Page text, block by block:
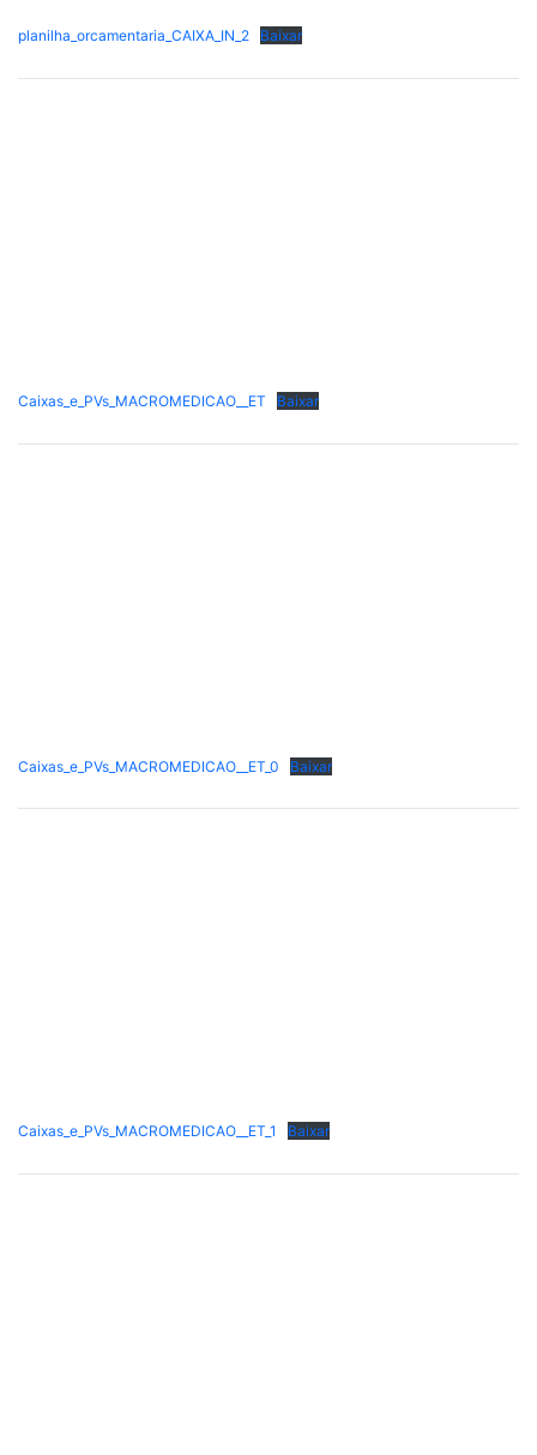
planilha_orcamentaria_CAIXA_IN_2 Baixar
Caixas_e_PVs_MACROMEDICAO__ET Baixar
Caixas_e_PVs_MACROMEDICAO__ET_0 Baixar
Caixas_e_PVs_MACROMEDICAO__ET_1 Baixar